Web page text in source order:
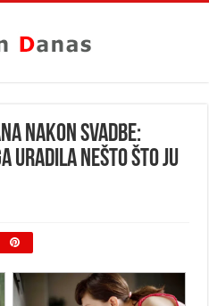
NAKON SVADBE:
NEŠTO što ju